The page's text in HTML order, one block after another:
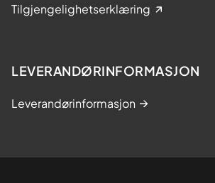
Tilgjengelighetserklæring
LEVERANDØRINFORMASJON
Leverandørinformasjon